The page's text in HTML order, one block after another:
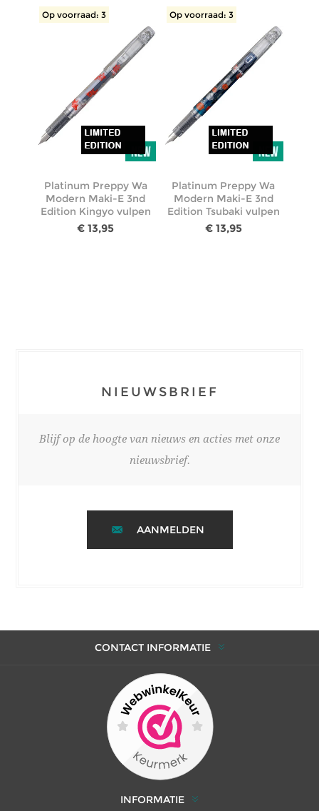
Op voorraad: 3
Platinum Preppy Wa
Modern Maki-E 3nd
Edition Kingyo vulpen
€ 13,95
Op voorraad: 3
Platinum Preppy Wa
Modern Maki-E 3nd
Edition Tsubaki vulpen
€ 13,95
NIEUWSBRIEF
Blijf op de hoogte van nieuws en acties met onze
nieuwsbrief.
AANMELDEN
CONTACT INFORMATIE
INFORMATIE